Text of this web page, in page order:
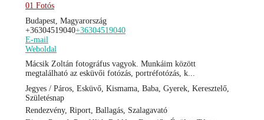
01 Fotós
Budapest, Magyarország
+36304519040+36304519040
E-mail
Weboldal
Mácsik Zoltán fotográfus vagyok. Munkáim között
megtalálható az esküvői fotózás, portréfotózás, k...
Jegyes / Páros, Esküvő, Kismama, Baba, Gyerek, Keresztelő,
Születésnap
Rendezvény, Riport, Ballagás, Szalagavató